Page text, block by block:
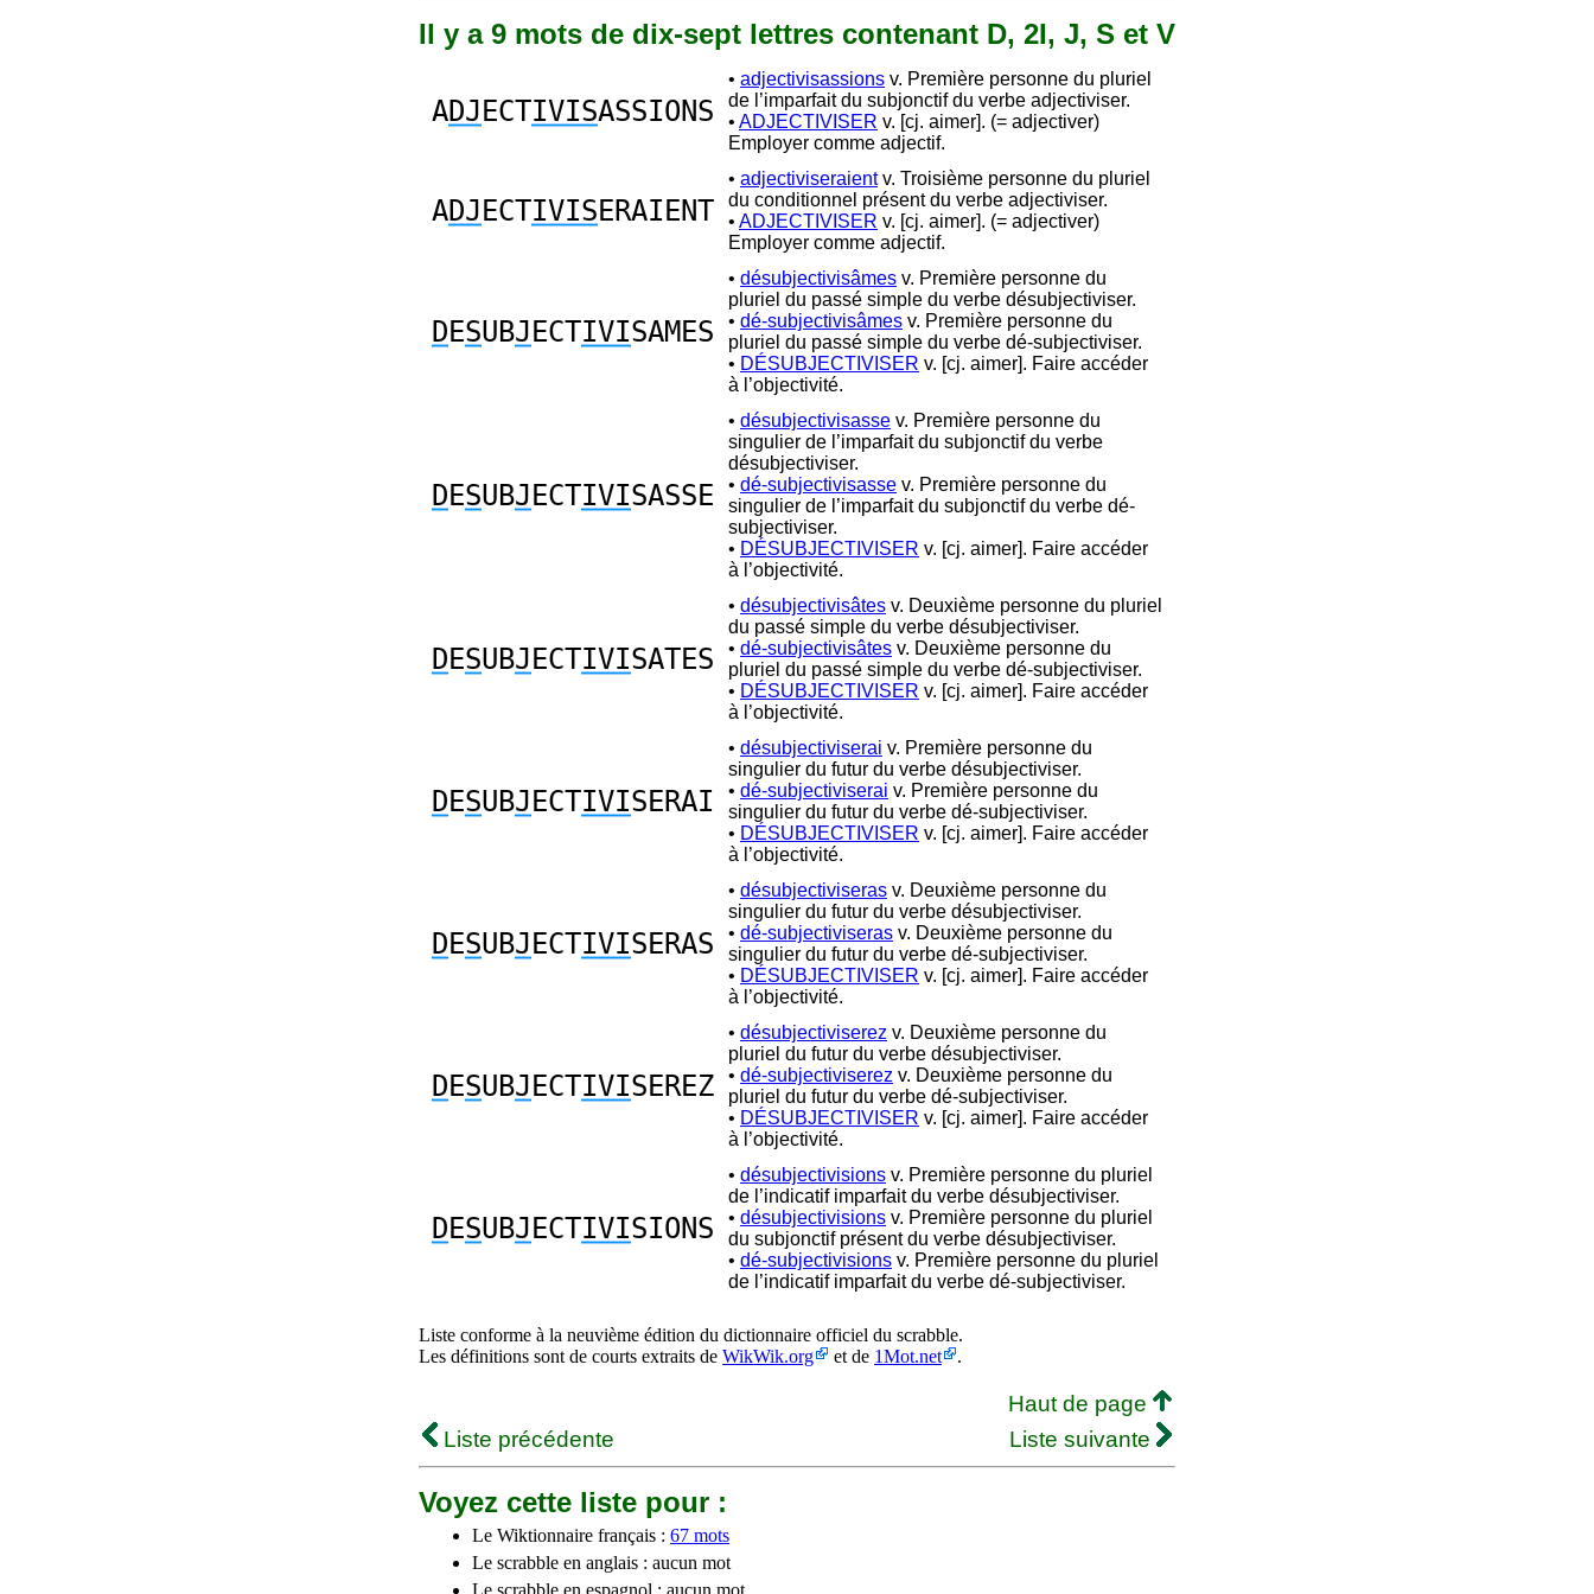
Il y a 9 mots de dix-sept lettres contenant D, 2I, J, S et V
ADJ ECTIVISASSIONS
• adjectivisassions v. Première personne du pluriel
de l’imparfait du subjonctif du verbe adjectiviser.
• ADJECTIVISER v. [cj. aimer]. (= adjectiver)
Employer comme adjectif.
ADJ ECTIVISERAIENT
• adjectiviseraientv. Troisième personne du pluriel
du conditionnel présent du verbe adjectiviser.
• ADJECTIVISER v. [cj. aimer]. (= adjectiver)
Employer comme adjectif.
DESUBJ ECTIVISAMES
• désubjectivisâmes v. Première personne du
pluriel du passé simple du verbe désubjectiviser.
• dé-subjectivisâmes v. Première personne du
pluriel du passé simple du verbe dé-subjectiviser.
• DÉSUBJECTIVISER v. [cj. aimer]. Faire accéder
à l’objectivité.
DESUBJ ECTIVISASSE
• désubjectivisasse v. Première personne du
singulier de l’imparfait du subjonctif du verbe
désubjectiviser.
• dé-subjectivisasse v. Première personne du
singulier de l’imparfait du subjonctif du verbe dé-
subjectiviser.
• DÉSUBJECTIVISER v. [cj. aimer]. Faire accéder
à l’objectivité.
DESUBJ ECTIVISATES
• désubjectivisâtes v. Deuxième personne du pluriel
du passé simple du verbe désubjectiviser.
• dé-subjectivisâtes v. Deuxième personne du
pluriel du passé simple du verbe dé-subjectiviser.
• DÉSUBJECTIVISER v. [cj. aimer]. Faire accéder
à l’objectivité.
DESUBJ ECTIVISERAI
• désubjectiviserai v. Première personne du
singulier du futur du verbe désubjectiviser.
• dé-subjectiviserai v. Première personne du
singulier du futur du verbe dé-subjectiviser.
• DÉSUBJECTIVISER v. [cj. aimer]. Faire accéder
à l’objectivité.
DESUBJ ECTIVISERAS
• désubjectiviseras v. Deuxième personne du
singulier du futur du verbe désubjectiviser.
• dé-subjectiviseras v. Deuxième personne du
singulier du futur du verbe dé-subjectiviser.
• DÉSUBJECTIVISER v. [cj. aimer]. Faire accéder
à l’objectivité.
DESUBJ ECTIVISEREZ
• désubjectiviserez v. Deuxième personne du
pluriel du futur du verbe désubjectiviser.
• dé-subjectiviserez v. Deuxième personne du
pluriel du futur du verbe dé-subjectiviser.
• DÉSUBJECTIVISER v. [cj. aimer]. Faire accéder
à l’objectivité.
DESUBJ ECTIVISIONS
• désubjectivisions v. Première personne du pluriel
de l’indicatif imparfait du verbe désubjectiviser.
• désubjectivisions v. Première personne du pluriel
du subjonctif présent du verbe désubjectiviser.
• dé-subjectivisions v. Première personne du pluriel
de l’indicatif imparfait du verbe dé-subjectiviser.
Liste conforme à la neuvième édition du dictionnaire officiel du scrabble.
Les définitions sont de courts extraits de WikWik.org et de 1Mot.net .
Haut de page
Liste précédente
Liste suivante
Voyez cette liste pour :
Le Wiktionnaire français : 67 mots
Le scrabble en anglais : aucun mot
Le scrabble en espagnol : aucun mot